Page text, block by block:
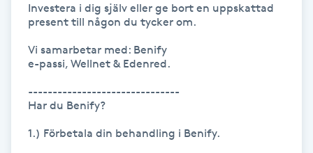
Healing
Herrklippning
HIFU
Hollywood Peel
Investera i dig själv eller ge bort en uppskattad
present till någon du tycker om.
Vi samarbetar med: Benify
e-passi, Wellnet & Edenred.
-------------------------------
Har du Benify?
1.) Förbetala din behandling i Benify.